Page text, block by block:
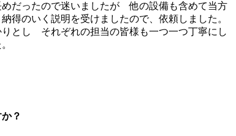
だったので迷いましたが 他の設備も含めて当方
得のいく説明を受けましたので、依頼しました。
とし それぞれの担当の皆様も一つ一つ丁寧にし
？